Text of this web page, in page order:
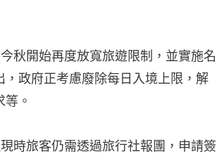
秋開始再度放寬旅遊限制，並實施名
政府正考慮廢除每日入境上限，解
。
時旅客仍需透過旅行社報團，申請簽